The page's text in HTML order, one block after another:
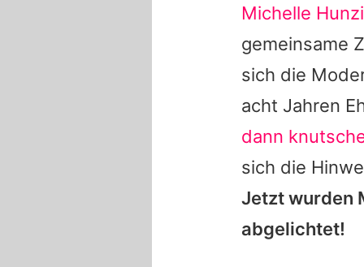
Michelle
gemeinsame
sich die
acht Jahren
dann
sich die
Jetzt wurden
abgelichtet!